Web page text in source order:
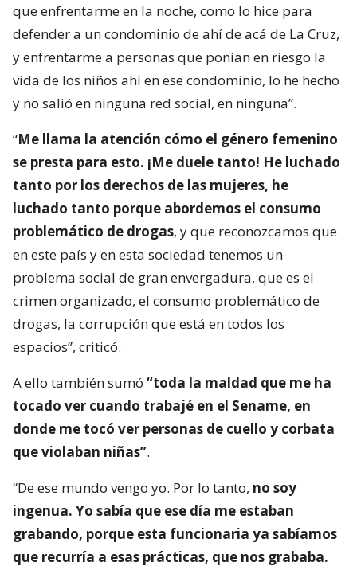
que enfrentarme en la noche, como lo hice para
defender a un condominio de ahí de acá de La Cruz,
y enfrentarme a personas que ponían en riesgo la
vida de los niños ahí en ese condominio, lo he hecho
y no salió en ninguna red social, en ninguna”.
“Me llama la atención cómo el género femenino
se presta para esto. ¡Me duele tanto! He luchado
tanto por los derechos de las mujeres, he
luchado tanto porque abordemos el consumo
problemático de drogas, y que reconozcamos que
en este país y en esta sociedad tenemos un
problema social de gran envergadura, que es el
crimen organizado, el consumo problemático de
drogas, la corrupción que está en todos los
espacios”, criticó.
A ello también sumó “toda la maldad que me ha
tocado ver cuando trabajé en el Sename, en
donde me tocó ver personas de cuello y corbata
que violaban niñas”.
“De ese mundo vengo yo. Por lo tanto, no soy
ingenua. Yo sabía que ese día me estaban
grabando, porque esta funcionaria ya sabíamos
que recurría a esas prácticas, que nos grababa.